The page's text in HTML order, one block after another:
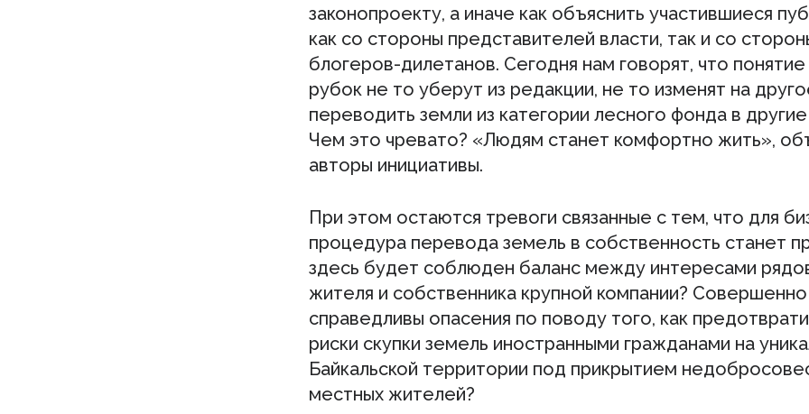
законопроекту, а иначе как объяснить участившиеся
как со стороны представителей власти, так и со
блогеров-дилетанов. Сегодня нам говорят, что
рубок не то уберут из редакции, не то изменят на
переводить земли из категории лесного фонда в
Чем это чревато? «Людям станет комфортно жить»,
авторы инициативы.
При этом остаются тревоги связанные с тем, что для
процедура перевода земель в собственность станет
здесь будет соблюден баланс между интересами
жителя и собственника крупной компании? Совершенно
справедливы опасения по поводу того, как
риски скупки земель иностранными гражданами на
Байкальской территории под прикрытием
местных жителей?